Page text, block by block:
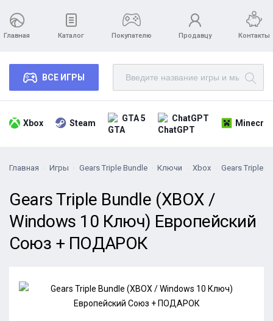
Главная Каталог Покупателю Продавцу Контакты
ВСЕ ИГРЫ
Xbox Steam GTA 5 ChatGPT
Главная Игры Gears Triple Bundle Ключи Xbox Gears Triple
Gears Triple Bundle (XBOX /
Windows 10 Ключ) Европейский
Союз + ПОДАРОК